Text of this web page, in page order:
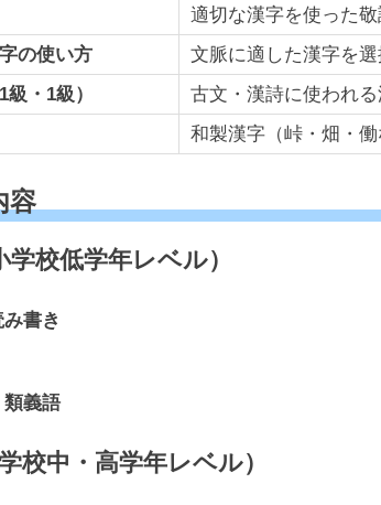
適切な漢字を使った敬
の使い方
文脈に適した漢字を
・1級）
古文・漢詩に使われ
和製漢字（峠・畑・
容
校低学年レベル）
書き
類義語
校中・高学年レベル）